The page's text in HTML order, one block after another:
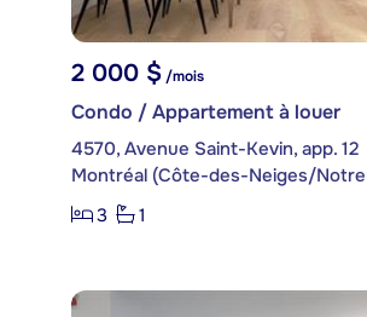
2 000 $/mois
Condo / Appartement à louer
4570, Avenue Saint-Kevin, app. 12
3
1